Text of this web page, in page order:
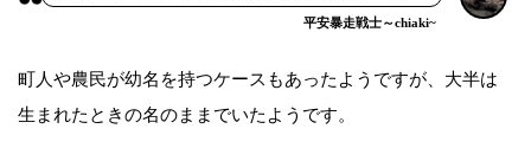
平安暴走戦士～chiaki~
町人や農民が幼名を持つケースもあったようですが、大半は
生まれたときの名のままでいたようです。